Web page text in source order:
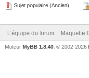
Sujet populaire (Ancien)
L’équipe du forum Maquette
Moteur MyBB 1.8.40 , © 2002-2026